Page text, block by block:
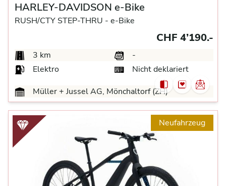
HARLEY-DAVIDSON e-Bike
RUSH/CTY STEP-THRU - e-Bike
CHF 4’190.-
3 km
-
Elektro
Nicht deklariert
Müller + Jussel AG, Mönchaltorf (ZH)
Neufahrzeug